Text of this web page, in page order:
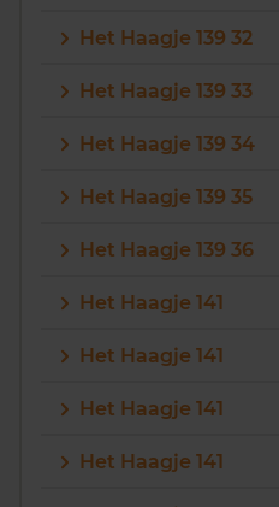
Het Haagje 139 32
Het Haagje 139 33
Het Haagje 139 34
Het Haagje 139 35
Het Haagje 139 36
Het Haagje 141
Het Haagje 141
Het Haagje 141
Het Haagje 141